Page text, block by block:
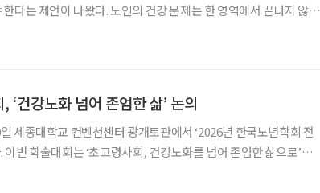
다는 제언이 나왔다. 노인의 건강 문제는 한 영역에서 끝나지 않고
‘건강노화 넘어 존엄한 삶’ 논의
세종대학교 컨벤션센터 광개토관에서 ‘2026년 한국노년학회 전
이번 학술대회는 ‘초고령사회, 건강노화를 넘어 존엄한 삶으로’를